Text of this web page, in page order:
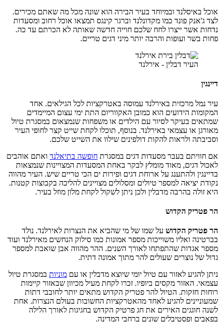
אוכל באיסלנד ובמיוחד בעיר הבירה הוא שונה מכל מה שאתם מכירים.
לצד ג'אנק פונד כמו מקדונלנד וברגר קינגס תמצאו אוכל רחוב ומסעדות
נדחות אשר ייצרו לחח שלכם חוייה חדשה שאותה לא הכרתם עד כה.
פחות בשר ועופות והרבה יותר מיני דגים טריים.
העיר דבלין - אירלנד
דיינגין
עיר נמל מרכזית באירלנד עמוסה באטרקציות לכל הגילאים. אחד
המקומות הידועים הוא כמובן האקווריום התת ימי עצום המיימדים
שמתאים בעיקר לסיור עם הילדים או משפחות שנמצאום במסגרת טיול
מאורגן או עצמאי באירלנד. בנוסף, תוכלו לקחת שייט קצר לחופי העיר
וסביבתה ולראות להקות דולפינים שילוו את השייט שלכם.
אם חוויתם בעבר מסעדות דגים במסגרת חופשה בתיאלנד ואתם אוהבים
לאכול דגים, מאוד מומלץ לבקר באחת המסעדות המצויינות שנמצאות
בדיינגין ולהתענג על ארוחת דגים ופירות ים הכי טריים שיש. העיר מהווה
נקודת יציאה למספר טיולים ומסלולים מצויינים להליכה בקבוצות קטנות.
היא זולה בהרבה מדבלין ולכן ניתן לשקול לקחת מלון מוזל בעיר.
הר פטריק הקדוש
הר פטריק הקדוש על שמו של מי שהביא את הנצרות לאירלנד. נולד
בברטינה ואליו משוייכות מספר אמונות כמו סילוק הנחשים מאירלנד ועוד
מספר אגדות שהתפתחו לאורך השנים. ההר מהווה אבן שואבת למספר
גדול של נוצרים שעולים להר מתוך אמונה דתית.
ניתן להגיע לאזור עם טיול יומי שיוצא מדבלין או עם מוניות במסגרת טיול
עצמאי. האזור מקסים ביופיו. זכרו לקחת מעיל מכיוון שבאזור קיימות
רוחות חזקות. הטיול להר פטריק הקדוש מתאים יותר לחובבי דתות
שמעוניינים להגיע לאחד מהאטרקציות החשובות בעולם הנצרות. אחת
לשנה חוגגים האירים את חג פרטיק הקדוש בחגיגות לאורך הלילה
בפאבים ופסטיבלים שונים ברחבי המדינה.